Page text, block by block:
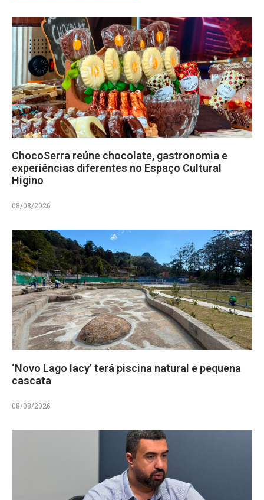
ChocoSerra reúne chocolate, gastronomia e
experiências diferentes no Espaço Cultural
Higino
08/08/2026
‘Novo Lago Iacy’ terá piscina natural e pequena
cascata
08/08/2026